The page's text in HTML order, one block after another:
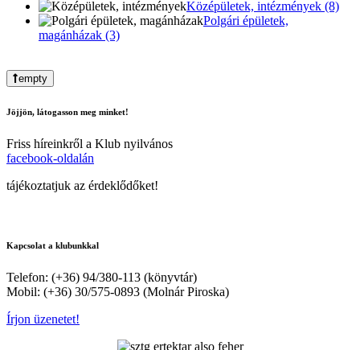
Középületek, intézmények (8)
Polgári épületek,
magánházak (3)
empty
Jöjjön, látogasson meg minket!
Friss híreinkről a Klub nyilvános
facebook-oldalán
tájékoztatjuk az érdeklődőket!
Kapcsolat a klubunkkal
Telefon: (+36) 94/380-113 (könyvtár)
Mobil: (+36) 30/575-0893 (Molnár Piroska)
Írjon üzenetet!